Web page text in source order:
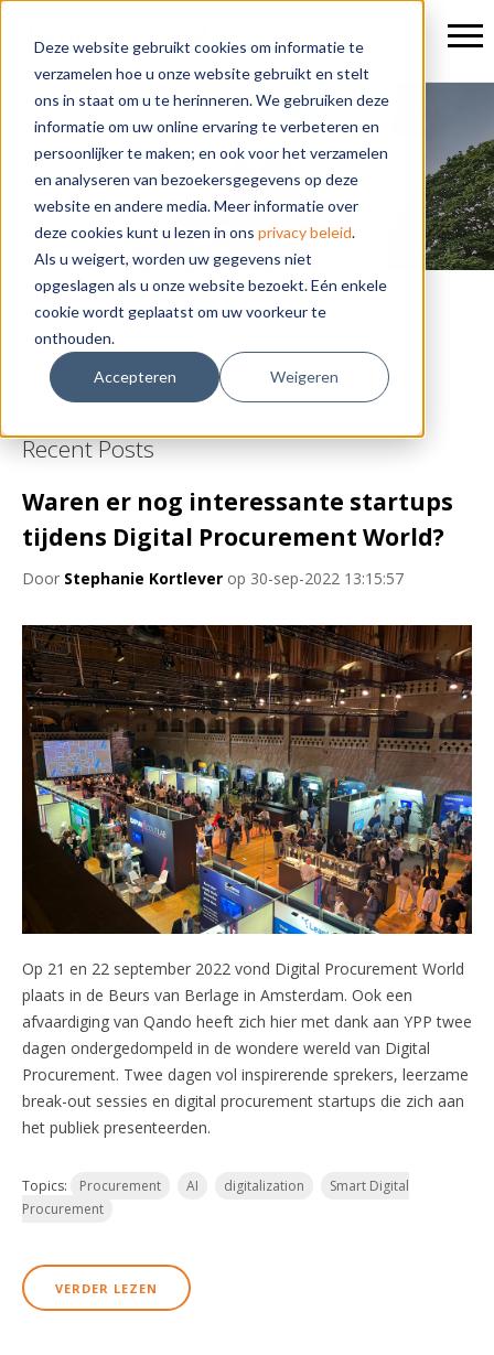
Deze website gebruikt cookies om informatie te
verzamelen hoe u onze website gebruikt en stelt
ons in staat om u te herinneren. We gebruiken deze
informatie om uw online ervaring te verbeteren en
persoonlijker te maken; en ook voor het verzamelen
en analyseren van bezoekersgegevens op deze
website en andere media. Meer informatie over
deze cookies kunt u lezen in ons privacy beleid.
Als u weigert, worden uw gegevens niet
opgeslagen als u onze website bezoekt. Eén enkele
cookie wordt geplaatst om uw voorkeur te
onthouden.
Accepteren Weigeren
Blogs
Stephanie Kortlever
Qando | Medior Consultant
Recent Posts
Waren er nog interessante startups
tijdens Digital Procurement World?
Door Stephanie Kortlever op 30-sep-2022 13:15:57
Op 21 en 22 september 2022 vond Digital Procurement World
plaats in de Beurs van Berlage in Amsterdam. Ook een
afvaardiging van Qando heeft zich hier met dank aan YPP twee
dagen ondergedompeld in de wondere wereld van Digital
Procurement. Twee dagen vol inspirerende sprekers, leerzame
break-out sessies en digital procurement startups die zich aan
het publiek presenteerden.
Topics: Procurement AI digitalization
Smart Digital
Procurement
VERDER LEZEN